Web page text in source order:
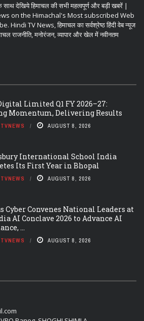
देखिये हिमाचल की सभी महत्वपूर्ण और बड़ी खबरें |
on the Himachal's Most subscribed Web
TV News, हिमाचल का सर्वश्रेष्ठ हिंदी वेब न्यूज
राजनीति, मनोरंजन, व्यापार और खेल में नवीनतम
Limited Q1 FY 2026–27:
Momentum, Delivering Results
AUGUST 8, 2026
International School India
Its First Year in Bhopal
AUGUST 8, 2026
Cyber Convenes National Leaders at
AI Conclave 2026 to Advance AI
...
AUGUST 8, 2026